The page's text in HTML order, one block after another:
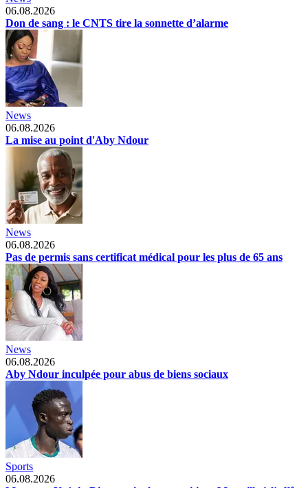
06.08.2026
Don de sang : le CNTS tire la sonnette d’alarme
News
06.08.2026
La mise au point d'Aby Ndour
News
06.08.2026
Pas de permis sans certificat médical pour les plus de 65 ans
News
06.08.2026
Aby Ndour inculpée pour abus de biens sociaux
Sports
06.08.2026